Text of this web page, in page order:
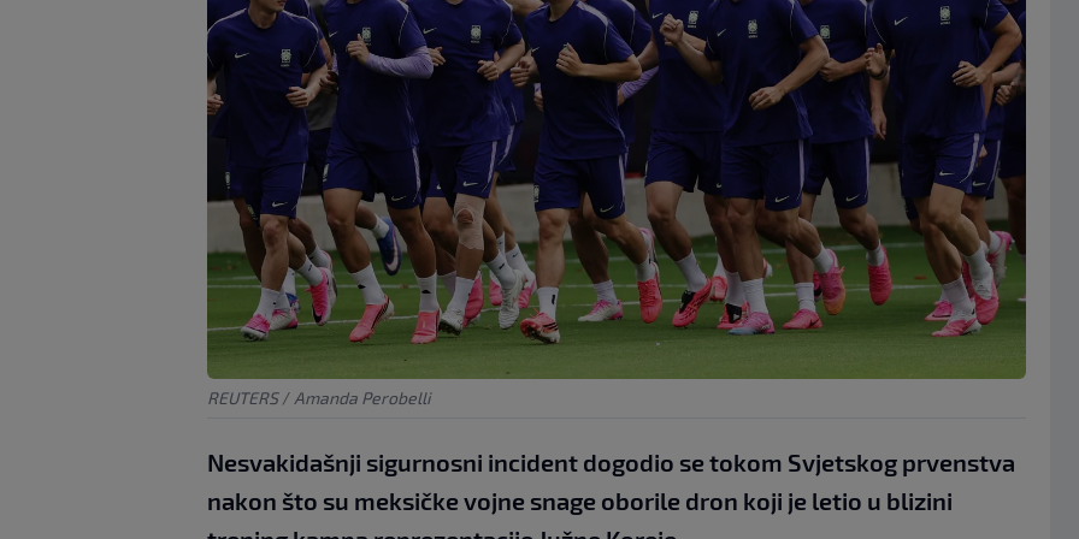
REUTERS / Amanda Perobelli
Nesvakidašnji sigurnosni incident dogodio se tokom Svjetskog prvenstva
nakon što su meksičke vojne snage oborile dron koji je letio u blizini